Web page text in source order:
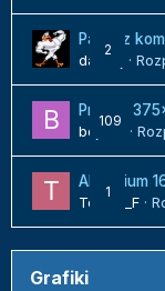
2
Panel z
danielj
·
109
Projekt
bojack
·
1
Akwarium
Tomek_F ·
Grafiki